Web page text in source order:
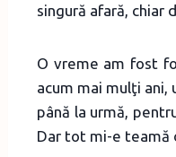
singură afară, chiar
O vreme am fost
acum mai mulţi
până la urmă,
Dar tot mi-e teamă